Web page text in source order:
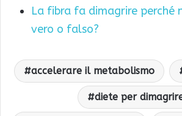
La fibra fa dimagrire perché
vero o falso?
accelerare il metabolismo
diete per